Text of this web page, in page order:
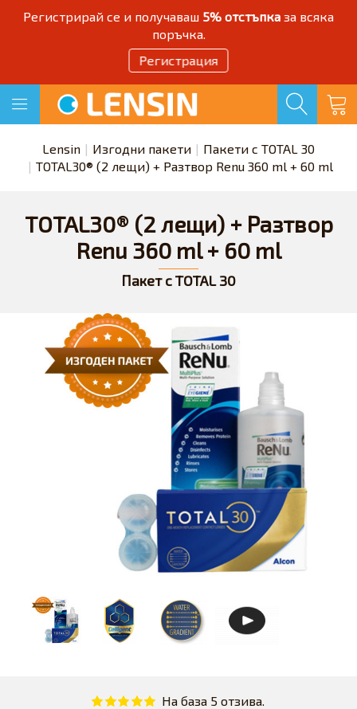
Регистрирай се и получаваш 5% отстъпка за всяка
поръчка.
Регистрация
Lensin Изгодни пакети
Пакети с TOTAL 30
TOTAL30® (2 лещи) + Разтвор Renu 360 ml + 60 ml
TOTAL30® (2 лещи) + Разтвор
Renu 360 ml + 60 ml
Пакет с TOTAL 30
На база 5 отзива.